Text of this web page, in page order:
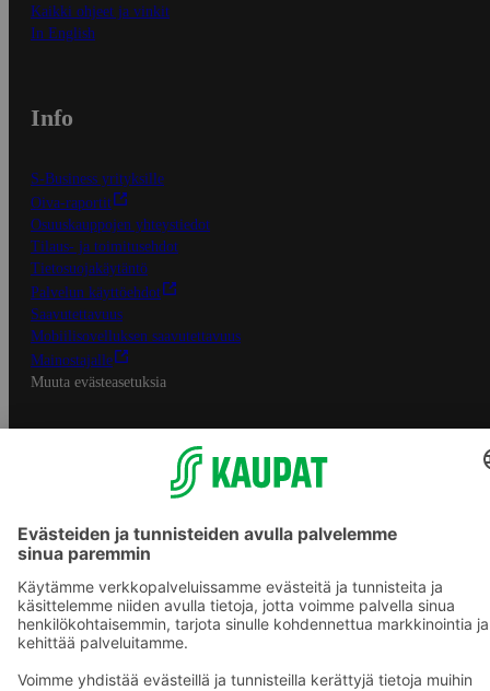
Kaikki ohjeet ja vinkit
In English
Info
S-Business yrityksille
Oiva-raportit
Osuuskauppojen yhteystiedot
Tilaus- ja toimitusehdot
Tietosuojakäytäntö
Palvelun käyttöehdot
Saavutettavuus
Mobiilisovelluksen saavutettavuus
Mainostajalle
Muuta evästeasetuksia
S-ryhmän palvelut
S-ryhmä
Asiakasomistajuus
Yhteishyvä Ruoka -sovellus
S-ostoslista -sovellus
Prisma.fi
Sokos.fi
S-Pankki